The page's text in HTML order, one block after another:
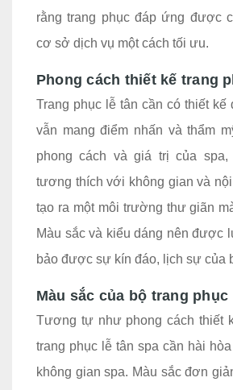
rằng trang phục đáp ứng được
cơ sở dịch vụ một cách tối ưu.
Phong cách thiết kế trang
Trang phục lễ tân cần có thiết
vẫn mang điểm nhấn và thẩm
phong cách và giá trị của
tương thích với không gian và
tạo ra một môi trường thư giãn
Màu sắc và kiểu dáng nên được
bảo được sự kín đáo, lịch sự của
Màu sắc của bộ trang phục
Tương tự như phong cách thiết
trang phục lễ tân spa cần hài
không gian spa. Màu sắc đơn